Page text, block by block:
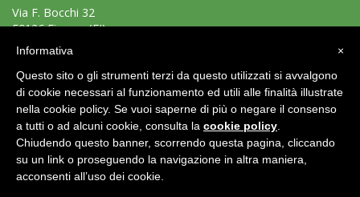
Via F. Bocchi 32
50126 Firenze (FI)
Tel: 055/0125623 - Fax: 055/0125621
C.F.: 94019570483
Area Riservata 2.0
×
Informativa
Questo sito o gli strumenti terzi da questo utilizzati si avvalgono
di cookie necessari al funzionamento ed utili alle finalità illustrate
nella cookie policy. Se vuoi saperne di più o negare il consenso
a tutti o ad alcuni cookie, consulta la cookie policy
Chiudendo questo banner, scorrendo questa pagina, cliccando
su un link o proseguendo la navigazione in altra maniera,
acconsenti all’uso dei cookie.